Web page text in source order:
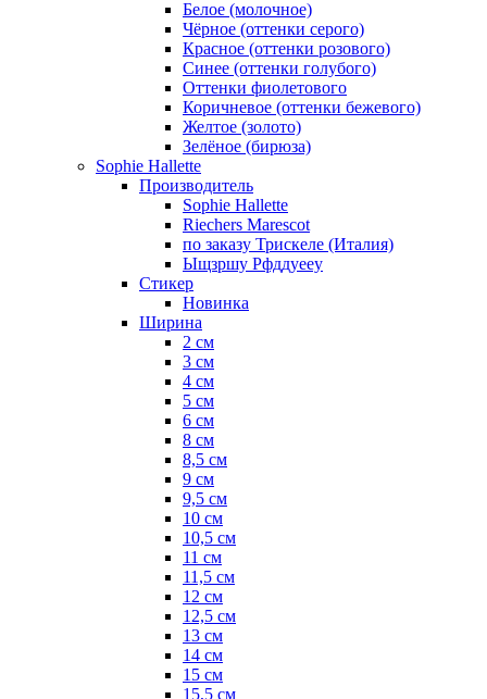
Белое (молочное)
Чёрное (оттенки серого)
Красное (оттенки розового)
Синее (оттенки голубого)
Оттенки фиолетового
Коричневое (оттенки бежевого)
Желтое (золото)
Зелёное (бирюза)
Sophie Hallette
Производитель
Sophie Hallette
Riechers Marescot
по заказу Трискеле (Италия)
Ыщзршу Рфддуееу
Стикер
Новинка
Ширина
2 см
3 см
4 см
5 см
6 см
8 см
8,5 см
9 см
9,5 см
10 см
10,5 см
11 см
11,5 см
12 см
12,5 см
13 см
14 см
15 см
15,5 см